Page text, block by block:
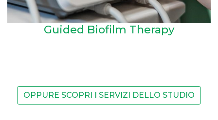
Guided Biofilm Therapy
OPPURE SCOPRI I SERVIZI DELLO STUDIO